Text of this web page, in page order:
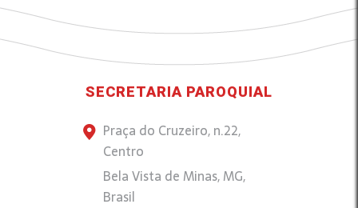
SECRETARIA PAROQUIAL
Praça do Cruzeiro, n.22,
Centro
Bela Vista de Minas, MG,
Brasil